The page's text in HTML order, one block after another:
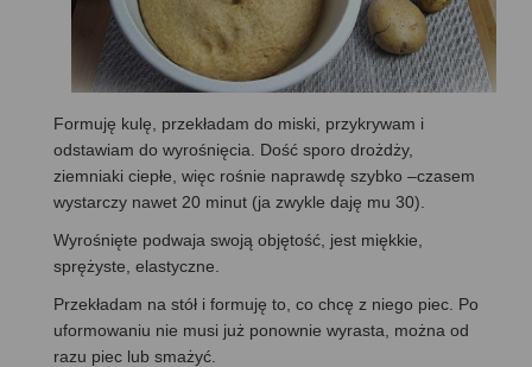
Formuję kulę, przekładam do miski, przykrywam i
odstawiam do wyrośnięcia. Dość sporo drożdży,
ziemniaki ciepłe, więc rośnie naprawdę szybko –czasem
wystarczy nawet 20 minut (ja zwykle daję mu 30).
Wyrośnięte podwaja swoją objętość, jest miękkie,
sprężyste, elastyczne.
Przekładam na stół i formuję to, co chcę z niego piec. Po
uformowaniu nie musi już ponownie wyrasta, można od
razu piec lub smażyć.